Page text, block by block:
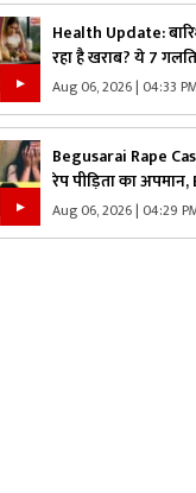
Health Update:
रहा है खराब? ये 7
Aug 06, 2026 | 04:33
Begusarai Rape
रेप पीड़िता का
देश को झकझोर रहा है |
Aug 06, 2026 | 04:29